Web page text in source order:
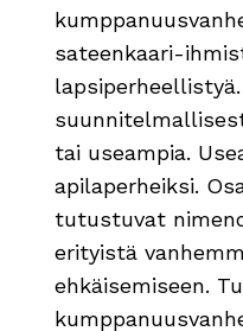
sateenkaari-
tai useampia.
apilaperheiksi.
tutustuvat
erityistä
ehkäisemiseen.